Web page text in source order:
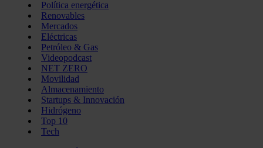
Política energética
Renovables
Mercados
Eléctricas
Petróleo & Gas
Videopodcast
NET ZERO
Movilidad
Almacenamiento
Startups & Innovación
Hidrógeno
Top 10
Tech